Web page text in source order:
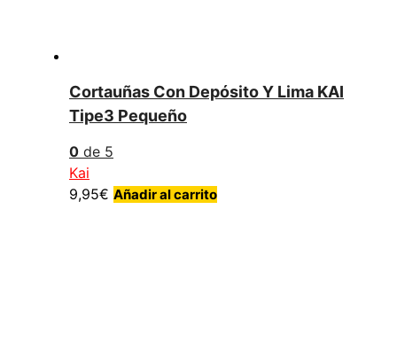
Cortauñas Con Depósito Y Lima KAI
Tipe3 Pequeño
0 de 5
Kai
9,95€ Añadir al carrito